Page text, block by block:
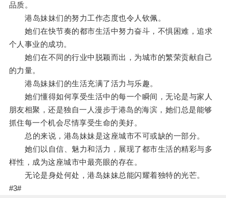
品质。
港岛妹妹们的努力工作态度也令人钦佩。
她们在快节奏的都市生活中努力奋斗，不惧困难，追求
个人事业的成功。
她们在不同的行业中脱颖而出，为城市的繁荣贡献自己
的力量。
港岛妹妹们的生活充满了活力与乐趣。
她们懂得如何享受生活中的每一个瞬间，无论是与家人
朋友相聚，还是独自一人漫步于港岛的海滨，她们总是能够
抓住每一个机会尽情享受生命的美好。
总的来说，港岛妹妹是这座城市不可或缺的一部分。
她们以自信、魅力和活力，展现了都市生活的精彩与多
样性，成为这座城市中最亮眼的存在。
无论是身处何处，港岛妹妹总能闪耀着独特的光芒。
#3#